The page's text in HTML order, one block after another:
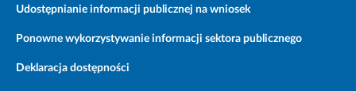
Udostępnianie informacji publicznej na wniosek
Ponowne wykorzystywanie informacji sektora publicznego
Deklaracja dostępności